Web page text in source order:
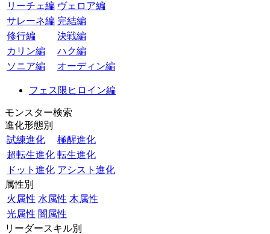
リーチェ編 ヴェロア編
サレーネ編 完結編
修行編
決戦編
カリン編
ハク編
ソニア編
オーディン編
フェス限ヒロイン編
モンスター検索
進化形態別
試練進化
極醒進化
超転生進化 転生進化
ドット進化 アシスト進化
属性別
火属性 水属性 木属性
光属性 闇属性
リーダースキル別